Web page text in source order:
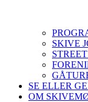
SKIVE
SE ELLER
OM